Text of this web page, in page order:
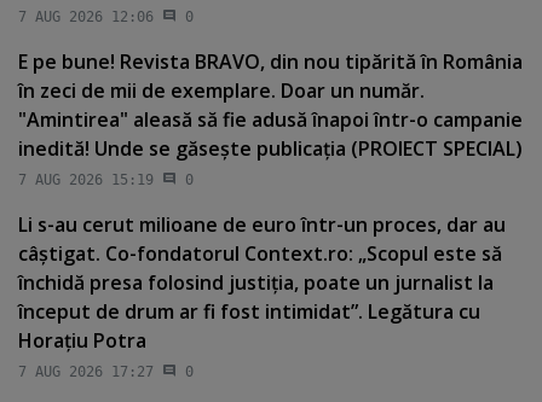
7 AUG 2026 12:06 0
E pe bune! Revista BRAVO, din nou tipărită în România
în zeci de mii de exemplare. Doar un număr.
"Amintirea" aleasă să fie adusă înapoi într-o campanie
inedită! Unde se găseşte publicaţia (PROIECT SPECIAL)
7 AUG 2026 15:19 0
Li s-au cerut milioane de euro într-un proces, dar au
câştigat. Co-fondatorul Context.ro: „Scopul este să
închidă presa folosind justiţia, poate un jurnalist la
început de drum ar fi fost intimidat”. Legătura cu
Horaţiu Potra
7 AUG 2026 17:27 0